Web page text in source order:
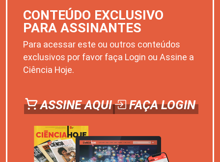
CONTEÚDO EXCLUSIVO
PARA ASSINANTES
Para acessar este ou outros conteúdos
exclusivos por favor faça Login ou Assine a
Ciência Hoje.
ASSINE AQUI FAÇA LOGIN